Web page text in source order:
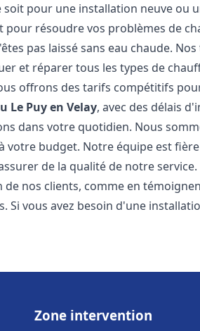
soit pour une installation neuve ou
pour résoudre vos problèmes de
pas laissé sans eau chaude.
et réparer tous les types de
offrons des tarifs compétitifs
Le Puy en Velay, avec des délais
dans votre quotidien. Nous
votre budget. Notre équipe est
de la qualité de notre
de nos clients, comme en
Si vous avez besoin d'une
Zone intervention